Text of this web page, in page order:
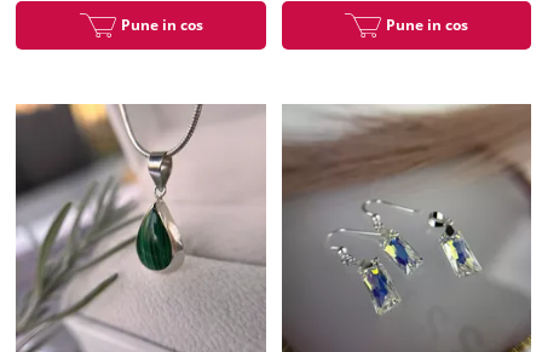
Pune in cos Pune in cos